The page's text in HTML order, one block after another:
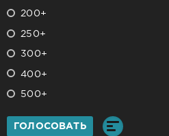
200+
250+
300+
400+
500+
ГОЛОСОВАТЬ